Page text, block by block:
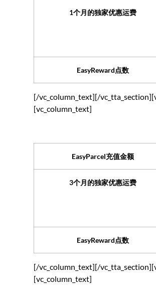
1个月的独家优惠运费
EasyReward点数
[/vc_column_text][/
[vc_column_text]
EasyParcel充值金额
3个月的独家优惠运费
EasyReward点数
[/vc_column_text][/
[vc_column_text]